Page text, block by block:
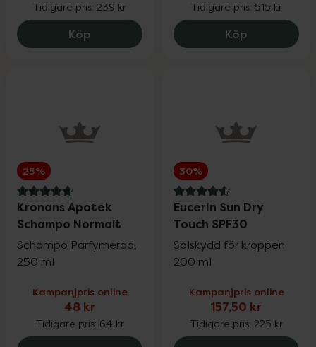
Tidigare pris: 239 kr
Köp EVY Technology Solskydd Mousse
Tidigare pris: 515 kr
Köp Satisfyer
25%
4.7 av 5 i omdöme
Kronans Apotek
Schampo Normalt
Schampo Parfymerad,
250 ml
Kampanjpris online
48 kr
Tidigare pris: 64 kr
30%
4.6 av 5 i omdöme
Eucerin Sun Dry
Touch SPF30
Solskydd för kroppen
200 ml
Kampanjpris online
157,50 kr
Tidigare pris: 225 kr